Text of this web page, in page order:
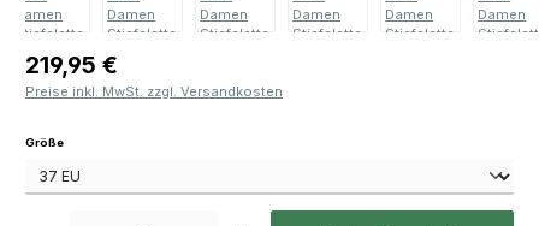
Regulärer Preis:
219,95 €
Preise inkl. MwSt. zzgl. Versandkosten
Größeauswählen